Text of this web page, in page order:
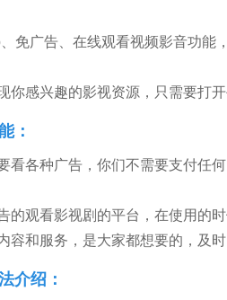
免广告、在线观看视频影音功
你感兴趣的影视资源，只需要打
：
看各种广告，你们不需要支付任
的观看影视剧的平台，在使用的时
容和服务，是大家都想要的，及
介绍：